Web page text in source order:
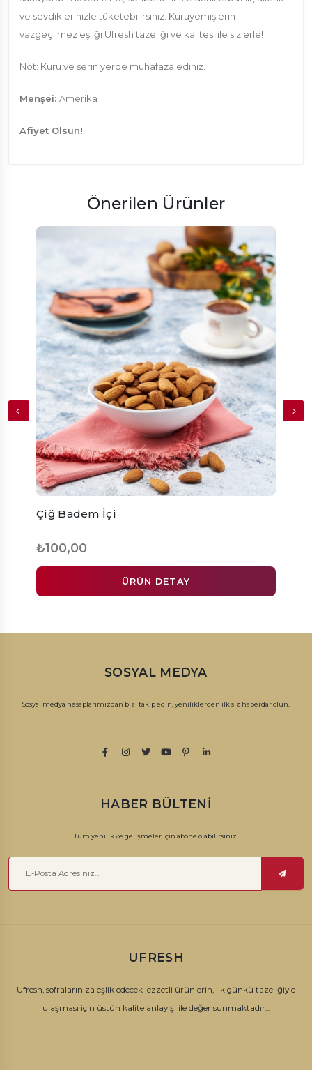
ve sevdiklerinizle tüketebilirsiniz. Kuruyemişlerin
vazgeçilmez eşliği Ufresh tazeliği ve kalitesi ile sizlerle!
Not: Kuru ve serin yerde muhafaza ediniz.
Menşei: Amerika
Afiyet Olsun!
Önerilen Ürünler
Çiğ Badem İçi
₺100,00
ÜRÜN DETAY
SOSYAL MEDYA
Sosyal medya hesaplarımızdan bizi takip edin, yeniliklerden ilk siz haberdar olun.
HABER BÜLTENI
Tüm yenilik ve gelişmeler için abone olabilirsiniz.
UFRESH
Ufresh, sofralarınıza eşlik edecek lezzetli ürünlerin, ilk günkü tazeliğiyle
ulaşması için üstün kalite anlayışı ile değer sunmaktadır...